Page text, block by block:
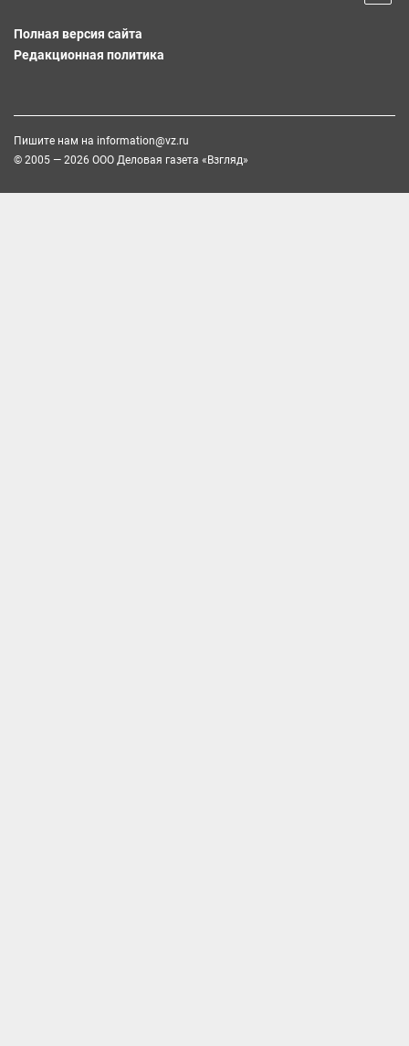
Полная версия сайта
Редакционная политика
Пишите нам на information@vz.ru
© 2005 — 2026 ООО Деловая газета «Взгляд»